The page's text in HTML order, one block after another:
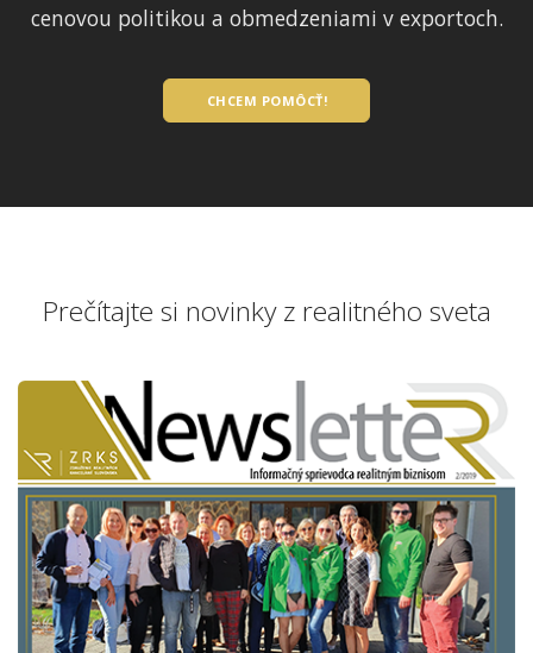
cenovou politikou a obmedzeniami v exportoch.
CHCEM POMÔCŤ!
Prečítajte si novinky z realitného sveta